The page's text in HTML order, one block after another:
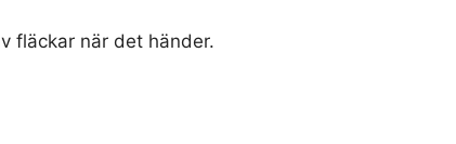
fläckar när det händer.